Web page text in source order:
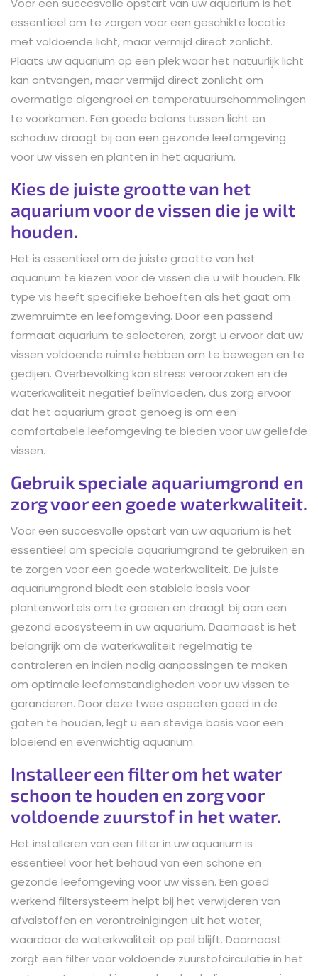
essentieel om te zorgen voor een geschikte locatie
met voldoende licht, maar vermijd direct zonlicht.
Plaats uw aquarium op een plek waar het natuurlijk licht
kan ontvangen, maar vermijd direct zonlicht om
overmatige algengroei en temperatuurschommelingen
te voorkomen. Een goede balans tussen licht en
schaduw draagt bij aan een gezonde leefomgeving
voor uw vissen en planten in het aquarium.
Kies de juiste grootte van het
aquarium voor de vissen die je wilt
houden.
Het is essentieel om de juiste grootte van het
aquarium te kiezen voor de vissen die u wilt houden. Elk
type vis heeft specifieke behoeften als het gaat om
zwemruimte en leefomgeving. Door een passend
formaat aquarium te selecteren, zorgt u ervoor dat uw
vissen voldoende ruimte hebben om te bewegen en te
gedijen. Overbevolking kan stress veroorzaken en de
waterkwaliteit negatief beïnvloeden, dus zorg ervoor
dat het aquarium groot genoeg is om een
comfortabele leefomgeving te bieden voor uw geliefde
vissen.
Gebruik speciale aquariumgrond en
zorg voor een goede waterkwaliteit.
Voor een succesvolle opstart van uw aquarium is het
essentieel om speciale aquariumgrond te gebruiken en
te zorgen voor een goede waterkwaliteit. De juiste
aquariumgrond biedt een stabiele basis voor
plantenwortels om te groeien en draagt bij aan een
gezond ecosysteem in uw aquarium. Daarnaast is het
belangrijk om de waterkwaliteit regelmatig te
controleren en indien nodig aanpassingen te maken
om optimale leefomstandigheden voor uw vissen te
garanderen. Door deze twee aspecten goed in de
gaten te houden, legt u een stevige basis voor een
bloeiend en evenwichtig aquarium.
Installeer een filter om het water
schoon te houden en zorg voor
voldoende zuurstof in het water.
Het installeren van een filter in uw aquarium is
essentieel voor het behoud van een schone en
gezonde leefomgeving voor uw vissen. Een goed
werkend filtersysteem helpt bij het verwijderen van
afvalstoffen en verontreinigingen uit het water,
waardoor de waterkwaliteit op peil blijft. Daarnaast
zorgt een filter voor voldoende zuurstofcirculatie in het